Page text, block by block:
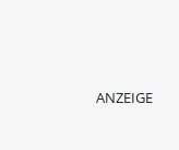
ANZEIGE